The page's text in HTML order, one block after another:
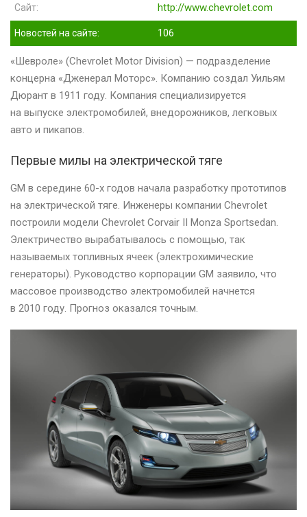
Сайт: http://www.chevrolet.com
Новостей на сайте: 106
«Шевроле» (Chevrolet Motor Division) — подразделение
концерна «Дженерал Моторс». Компанию создал Уильям
Дюрант в 1911 году. Компания специализируется
на выпуске электромобилей, внедорожников, легковых
авто и пикапов.
Первые милы на электрической тяге
GM в середине 60-х годов начала разработку прототипов
на электрической тяге. Инженеры компании Chevrolet
построили модели Chevrolet Corvair II Monza Sportsedan.
Электричество вырабатывалось с помощью, так
называемых топливных ячеек (электрохимические
генераторы). Руководство корпорации GM заявило, что
массовое производство электромобилей начнется
в 2010 году. Прогноз оказался точным.